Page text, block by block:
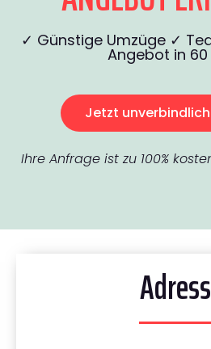
✓ Günstige Umzüge ✓
Angebot in 60
Jetzt
Ihre Anfrage ist zu 100%